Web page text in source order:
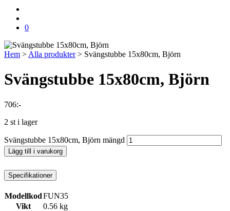
0
Hem > Alla produkter> Svängstubbe 15x80cm, Björn
Svängstubbe 15x80cm, Björn
706:-
2 st i lager
Svängstubbe 15x80cm, Björn mängd
Lägg till i varukorg
Specifikationer
ModellkodFUN35
Vikt
0.56 kg